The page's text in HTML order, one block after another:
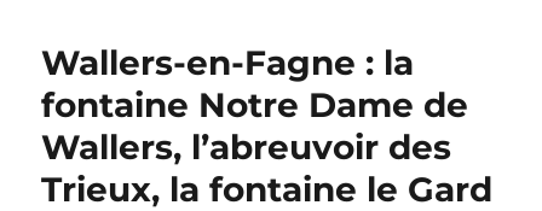
Wallers-en-Fagne : la
fontaine Notre Dame de
Wallers, l’abreuvoir des
Trieux, la fontaine le Gard